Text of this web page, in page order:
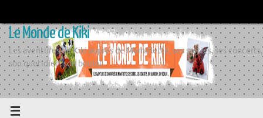
contenu
Le Monde de Kiki
Les aventures de Kiki auprès de Momiflette, ses sorties, ses concerts,
son quotidien, son boulot